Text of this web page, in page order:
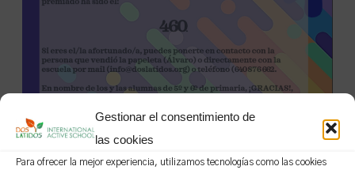
Gestionar el consentimiento de
las cookies
Para ofrecer la mejor experiencia, utilizamos tecnologías como las cookies